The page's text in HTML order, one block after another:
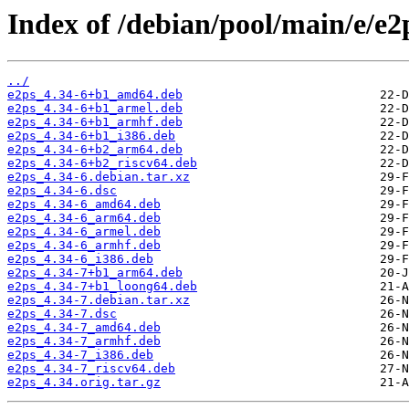
Index of /debian/pool/main/e/
../
e2ps_4.34-6+b1_amd64.deb
e2ps_4.34-6+b1_armel.deb
e2ps_4.34-6+b1_armhf.deb
e2ps_4.34-6+b1_i386.deb
e2ps_4.34-6+b2_arm64.deb
e2ps_4.34-6+b2_riscv64.deb
e2ps_4.34-6.debian.tar.xz
e2ps_4.34-6.dsc
e2ps_4.34-6_amd64.deb
e2ps_4.34-6_arm64.deb
e2ps_4.34-6_armel.deb
e2ps_4.34-6_armhf.deb
e2ps_4.34-6_i386.deb
e2ps_4.34-7+b1_arm64.deb
e2ps_4.34-7+b1_loong64.deb
e2ps_4.34-7.debian.tar.xz
e2ps_4.34-7.dsc
e2ps_4.34-7_amd64.deb
e2ps_4.34-7_armhf.deb
e2ps_4.34-7_i386.deb
e2ps_4.34-7_riscv64.deb
e2ps_4.34.orig.tar.gz